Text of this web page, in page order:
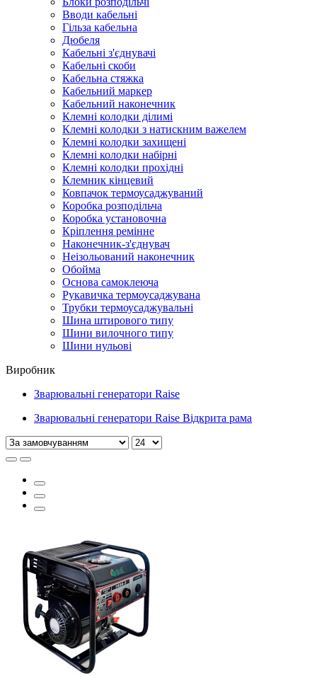
Вводи кабельні
Гільза кабельна
Дюбеля
Кабельнi з'єднувачi
Кабельні скоби
Кабельна стяжка
Кабельний маркер
Кабельний наконечник
Клемні колодки ділимі
Клемні колодки з натискним важелем
Клемні колодки захищені
Клемні колодки набірні
Клемні колодки прохідні
Клемник кінцевий
Ковпачок термоусаджуваний
Коробка розподільча
Коробка установочна
Кріплення ремінне
Наконечник-з'єднувач
Неізольований наконечник
Обойма
Основа самоклеюча
Рукавичка термоусаджувана
Трубки термоусаджувальні
Шина штирового типу
Шини вилочного типу
Шини нульові
Виробник
Зварювальні генератори Raise
Зварювальні генератори Raise Відкрита рама